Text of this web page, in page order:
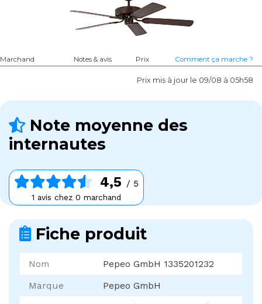
Marchand Notes & avis Prix Comment ça marche ?
Prix mis à jour le 09/08 à 05h58
Note moyenne des
internautes
4,5 / 5
1 avis chez 0 marchand
Fiche produit
Nom
Pepeo GmbH 1335201232
Marque
Pepeo GmbH